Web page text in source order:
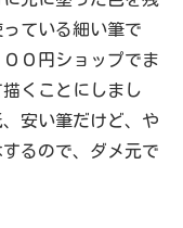
ている細い筆で
０円ショップでま
くことにしまし
安い筆だけど、や
るので、ダメ元で